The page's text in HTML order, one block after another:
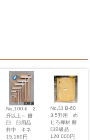
No,100-6 2
升以上～ 餅
臼 臼用品
杵中 キネ
15,180円
No,臼 B-60
3.5升用 め
じろ樺材 餅
臼B級品
120,000円